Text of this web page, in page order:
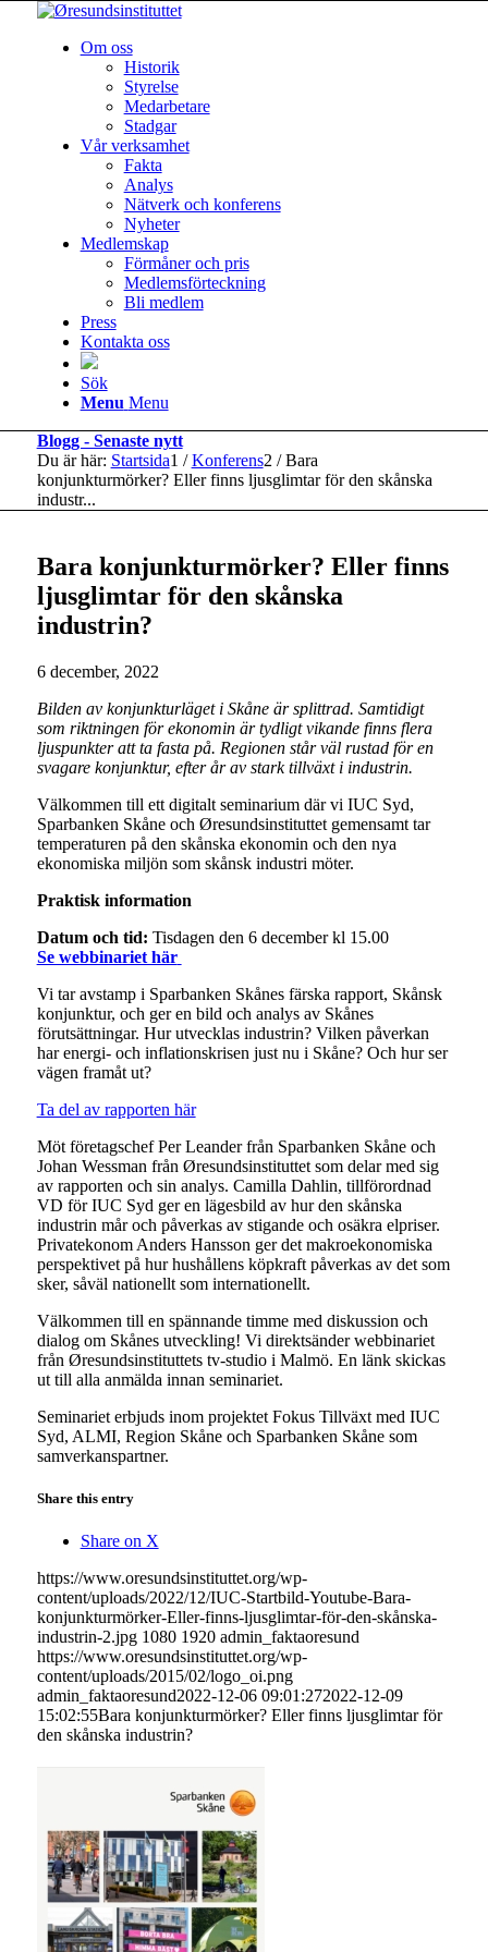
Om oss
Historik
Styrelse
Medarbetare
Stadgar
Vår verksamhet
Fakta
Analys
Nätverk och konferens
Nyheter
Medlemskap
Förmåner och pris
Medlemsförteckning
Bli medlem
Press
Kontakta oss
Sök
Menu Menu
Blogg - Senaste nytt
Du är här: Startsida1 / Konferens2 / Bara
konjunkturmörker? Eller finns ljusglimtar för den skånska
industr...
Bara konjunkturmörker? Eller finns
ljusglimtar för den skånska
industrin?
6 december, 2022
Bilden av konjunkturläget i Skåne är splittrad. Samtidigt
som riktningen för ekonomin är tydligt vikande finns flera
ljuspunkter att ta fasta på. Regionen står väl rustad för en
svagare konjunktur, efter år av stark tillväxt i industrin.
Välkommen till ett digitalt seminarium där vi IUC Syd,
Sparbanken Skåne och Øresundsinstituttet gemensamt tar
temperaturen på den skånska ekonomin och den nya
ekonomiska miljön som skånsk industri möter.
Praktisk information
Datum och tid: Tisdagen den 6 december kl 15.00
Se webbinariet här
Vi tar avstamp i Sparbanken Skånes färska rapport, Skånsk
konjunktur, och ger en bild och analys av Skånes
förutsättningar. Hur utvecklas industrin? Vilken påverkan
har energi- och inflationskrisen just nu i Skåne? Och hur ser
vägen framåt ut?
Ta del av rapporten här
Möt företagschef Per Leander från Sparbanken Skåne och
Johan Wessman från Øresundsinstituttet som delar med sig
av rapporten och sin analys. Camilla Dahlin, tillförordnad
VD för IUC Syd ger en lägesbild av hur den skånska
industrin mår och påverkas av stigande och osäkra elpriser.
Privatekonom Anders Hansson ger det makroekonomiska
perspektivet på hur hushållens köpkraft påverkas av det som
sker, såväl nationellt som internationellt.
Välkommen till en spännande timme med diskussion och
dialog om Skånes utveckling! Vi direktsänder webbinariet
från Øresundsinstituttets tv-studio i Malmö. En länk skickas
ut till alla anmälda innan seminariet.
Seminariet erbjuds inom projektet Fokus Tillväxt med IUC
Syd, ALMI, Region Skåne och Sparbanken Skåne som
samverkanspartner.
Share this entry
Share on X
https://www.oresundsinstituttet.org/wp-
content/uploads/2022/12/IUC-Startbild-Youtube-Bara-
konjunkturmörker-Eller-finns-ljusglimtar-för-den-skånska-
industrin-2.jpg 1080 1920 admin_faktaoresund
https://www.oresundsinstituttet.org/wp-
content/uploads/2015/02/logo_oi.png
admin_faktaoresund2022-12-06 09:01:272022-12-09
15:02:55Bara konjunkturmörker? Eller finns ljusglimtar för
den skånska industrin?